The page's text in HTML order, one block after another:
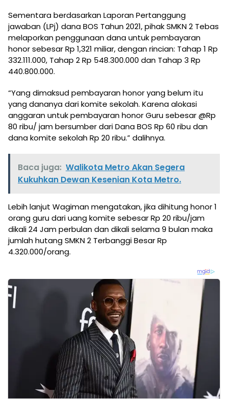
Sementara berdasarkan Laporan Pertanggung
jawaban (LPj) dana BOS Tahun 2021, pihak SMKN 2 Tebas
melaporkan penggunaan dana untuk pembayaran
honor sebesar Rp 1,321 miliar, dengan rincian: Tahap 1 Rp
332.111.000, Tahap 2 Rp 548.300.000 dan Tahap 3 Rp
440.800.000.
“Yang dimaksud pembayaran honor yang belum itu
yang dananya dari komite sekolah. Karena alokasi
anggaran untuk pembayaran honor Guru sebesar @Rp
80 ribu/ jam bersumber dari Dana BOS Rp 60 ribu dan
dana komite sekolah Rp 20 ribu.” dalihnya.
Baca juga: Walikota Metro Akan Segera
Kukuhkan Dewan Kesenian Kota Metro.
Lebih lanjut Wagiman mengatakan, jika dihitung honor 1
orang guru dari uang komite sebesar Rp 20 ribu/jam
dikali 24 Jam perbulan dan dikali selama 9 bulan maka
jumlah hutang SMKN 2 Terbanggi Besar Rp
4.320.000/orang.